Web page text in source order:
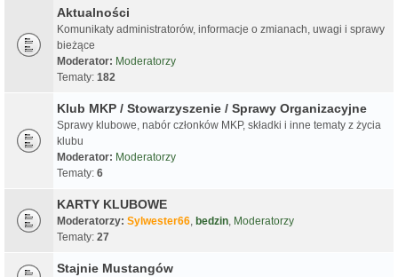
Aktualności
Komunikaty administratorów, informacje o zmianach, uwagi i sprawy
bieżące
Moderator: Moderatorzy
Tematy: 182
Klub MKP / Stowarzyszenie / Sprawy Organizacyjne
Sprawy klubowe, nabór członków MKP, składki i inne tematy z życia
klubu
Moderator: Moderatorzy
Tematy: 6
KARTY KLUBOWE
Moderatorzy: Sylwester66, bedzin, Moderatorzy
Tematy: 27
Stajnie Mustangów